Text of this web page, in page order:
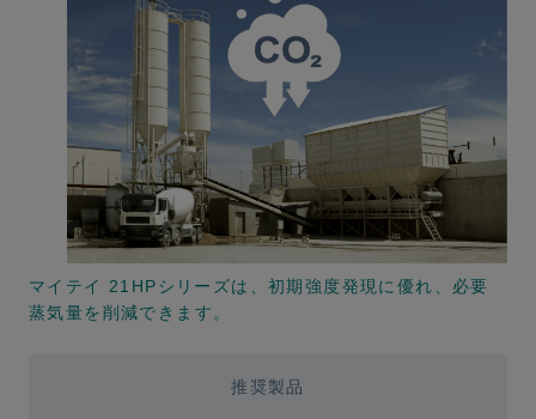
マイテイ 21HPシリーズは、初期強度発現に優れ、必要
蒸気量を削減できます。
推奨製品